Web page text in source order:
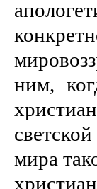
ним,
мира